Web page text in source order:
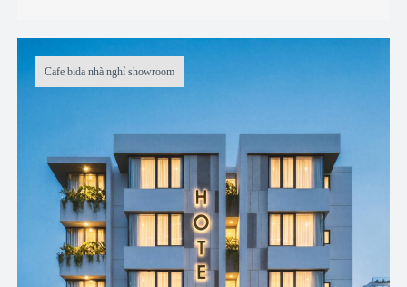
Cafe bida nhà nghỉ showroom